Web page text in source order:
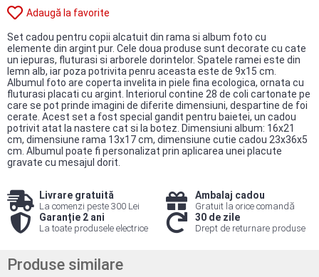
Adaugă la favorite
Set cadou pentru copii alcatuit din rama si album foto cu
elemente din argint pur. Cele doua produse sunt decorate cu cate
un iepuras, fluturasi si arborele dorintelor. Spatele ramei este din
lemn alb, iar poza potrivita penru aceasta este de 9x15 cm.
Albumul foto are coperta invelita in piele fina ecologica, ornata cu
fluturasi placati cu argint. Interiorul contine 28 de coli cartonate pe
care se pot prinde imagini de diferite dimensiuni, despartine de foi
cerate. Acest set a fost special gandit pentru baietei, un cadou
potrivit atat la nastere cat si la botez. Dimensiuni album: 16x21
cm, dimensiune rama 13x17 cm, dimensiune cutie cadou 23x36x5
cm. Albumul poate fi personalizat prin aplicarea unei placute
gravate cu mesajul dorit.
Livrare gratuită
La comenzi peste 300 Lei
Ambalaj cadou
Gratuit la orice comandă
Garanție 2 ani
La toate produsele electrice
30 de zile
Drept de returnare produse
Produse similare